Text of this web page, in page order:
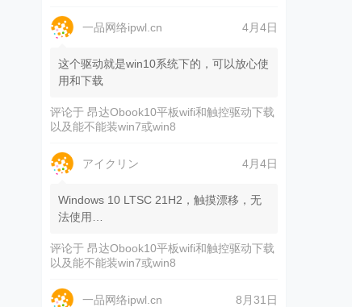
一品网络ipwl.cn 4月4日
这个驱动就是win10系统下的，可以放心使
用和下载
评论于昂达Obook10平板wifi和触控驱动下载
以及能不能装win7或win8
アイクリン 4月4日
Windows 10 LTSC 21H2，触摸漂移，无
法使用…
评论于昂达Obook10平板wifi和触控驱动下载
以及能不能装win7或win8
一品网络ipwl.cn 8月31日